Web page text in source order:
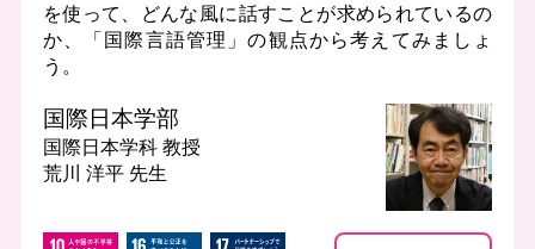
を使って、どんな風に話すことが求められているの
か、「国際言語管理」の観点から考えてみましょ
う。
国際日本学部
国際日本学科 教授
荒川 洋平 先生